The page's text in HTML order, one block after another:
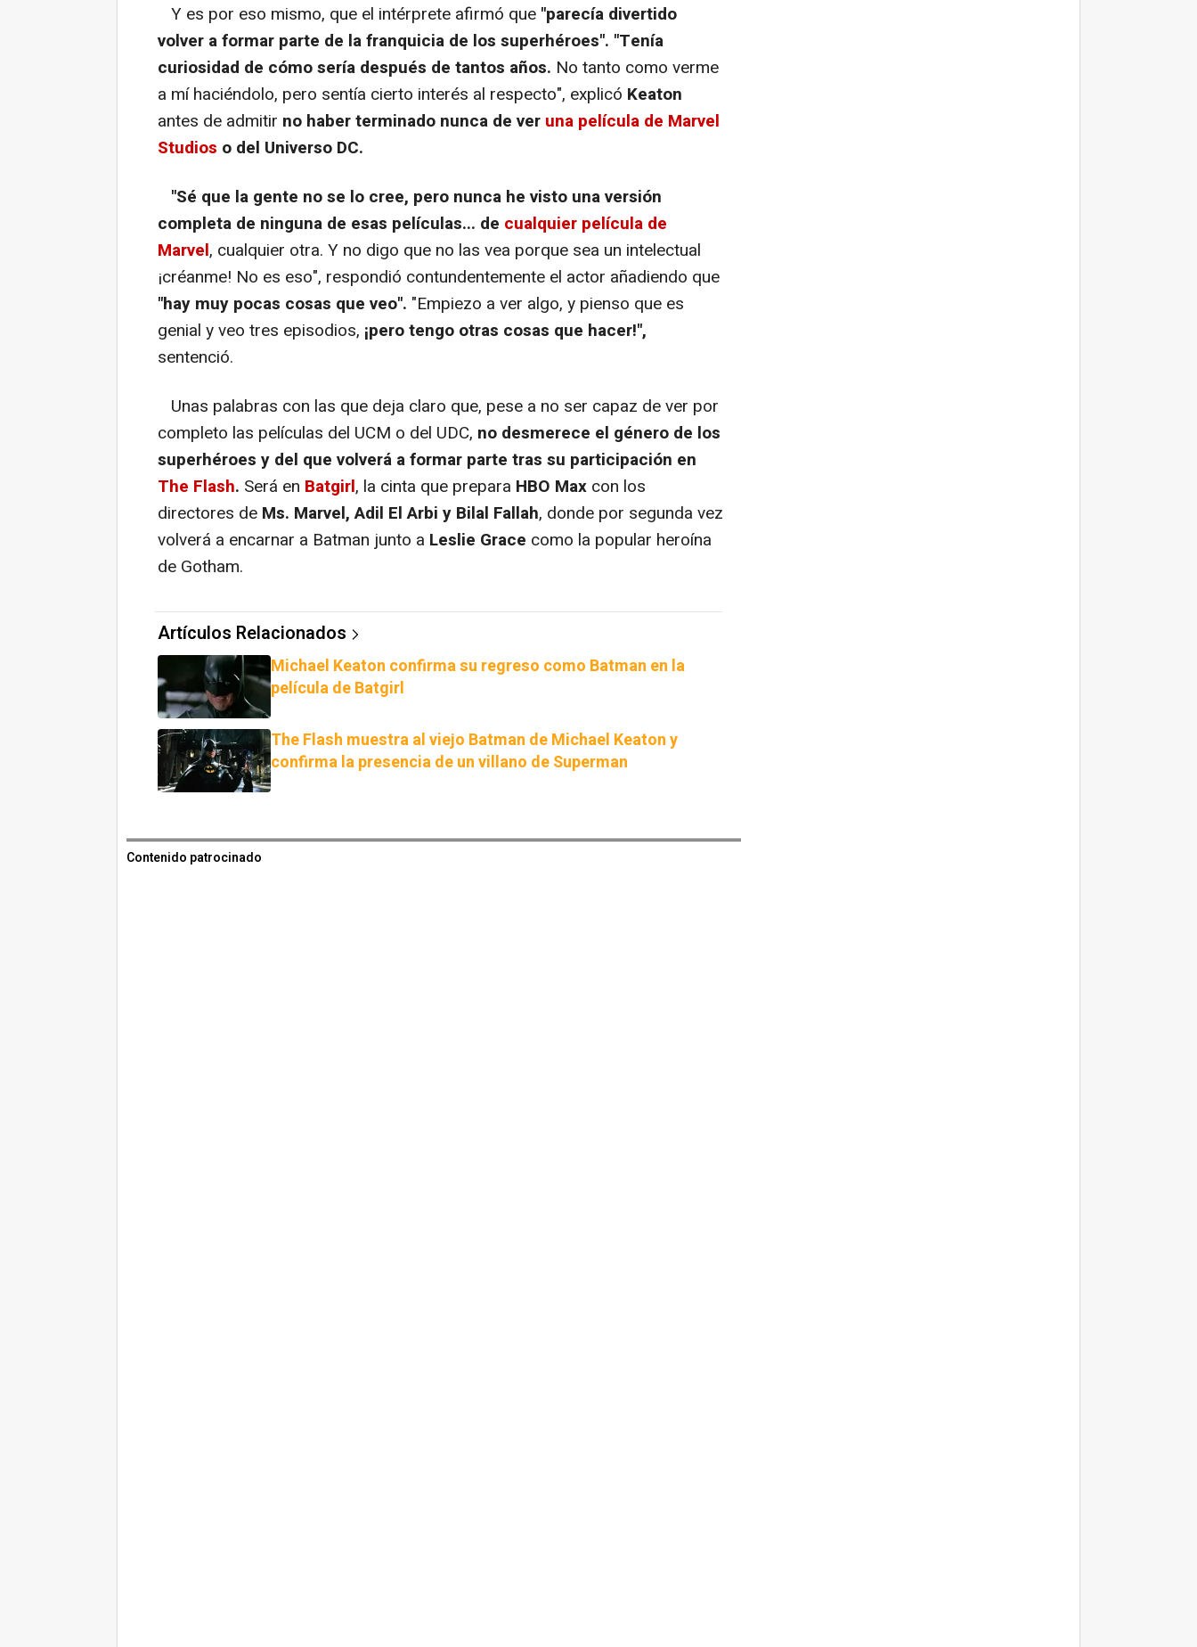
Y es por eso mismo, que el intérprete afirmó que "parecía divertido
volver a formar parte de la franquicia de los superhéroes". "Tenía
curiosidad de cómo sería después de tantos años. No tanto como verme
a mí haciéndolo, pero sentía cierto interés al respecto", explicó Keaton
antes de admitir no haber terminado nunca de ver una película de Marvel
Studios o del Universo DC.
"Sé que la gente no se lo cree, pero nunca he visto una versión
completa de ninguna de esas películas... de cualquier película de
Marvel, cualquier otra. Y no digo que no las vea porque sea un intelectual
¡créanme! No es eso", respondió contundentemente el actor añadiendo que
"hay muy pocas cosas que veo". "Empiezo a ver algo, y pienso que es
genial y veo tres episodios, ¡pero tengo otras cosas que hacer!",
sentenció.
Unas palabras con las que deja claro que, pese a no ser capaz de ver por
completo las películas del UCM o del UDC, no desmerece el género de los
superhéroes y del que volverá a formar parte tras su participación en
The Flash. Será en Batgirl, la cinta que prepara HBO Max con los
directores de Ms. Marvel, Adil El Arbi y Bilal Fallah, donde por segunda vez
volverá a encarnar a Batman junto a Leslie Grace como la popular heroína
de Gotham.
Artículos Relacionados
Michael Keaton confirma su regreso como Batman en la
película de Batgirl
The Flash muestra al viejo Batman de Michael Keaton y
confirma la presencia de un villano de Superman
Contenido patrocinado